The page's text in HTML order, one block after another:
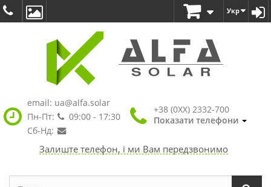
Укр
email: ua@alfa.solar
Пн-Пт:
09:00 - 17:30
Сб-Нд:
+38 (0XX) 2332-700
Показати телефони
Залиште телефон, і ми Вам передзвонимо